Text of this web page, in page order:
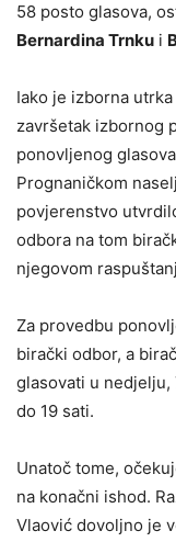
58 posto glasova,
Bernardina Trnku i
Iako je izborna
završetak izbornog
ponovljenog
Prognaničkom
povjerenstvo
odbora na tom
njegovom
Za provedbu
birački odbor, a
glasovati u nedjelju,
do 19 sati.
Unatoč tome,
na konačni ishod.
Vlaović dovoljno je